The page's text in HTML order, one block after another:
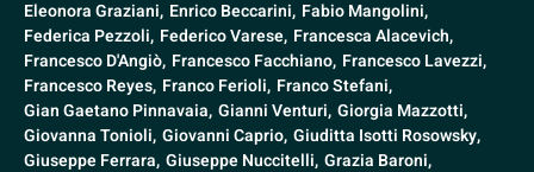
Eleonora Graziani, Enrico Beccarini, Fabio Mangolini,
Federica Pezzoli, Federico Varese, Francesca Alacevich,
Francesco D'Angiò, Francesco Facchiano, Francesco Lavezzi,
Francesco Reyes, Franco Ferioli, Franco Stefani,
Gian Gaetano Pinnavaia, Gianni Venturi, Giorgia Mazzotti,
Giovanna Tonioli, Giovanni Caprio, Giuditta Isotti Rosowsky,
Giuseppe Ferrara, Giuseppe Nuccitelli, Grazia Baroni,